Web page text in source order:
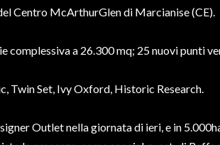
Centro McArthurGlen di Marcianise (CE).
complessiva a 26.300 mq; 25 nuovi punti
Twin Set, Ivy Oxford, Historic Research.
Outlet nella giornata di ieri, e in